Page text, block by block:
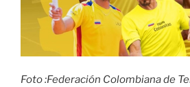
Gira
Nacional
de
Pádel
“Coordinadora”»
Foto :Federación Colombiana de